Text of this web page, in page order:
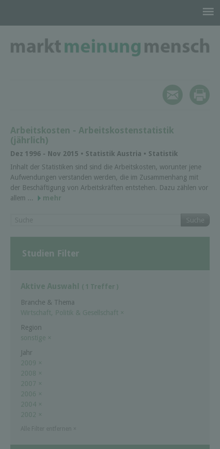
Arbeitskosten - Arbeitskostenstatistik
(jährlich)
Dez 1996 - Nov 2015 • Statistik Austria • Statistik
Inhalt der Statistiken sind sind die Arbeitskosten, worunter jene
Aufwendungen verstanden werden, die im Zusammenhang mit
der Beschäftigung von Arbeitskräften entstehen. Dazu zählen vor
allem ...
mehr
Suche
Studien Filter
Aktive Auswahl ( 1 Treffer )
Branche & Thema
Wirtschaft, Politik & Gesellschaft ×
Region
sonstige ×
Jahr
2009 ×
2008 ×
2007 ×
2006 ×
2004 ×
2002 ×